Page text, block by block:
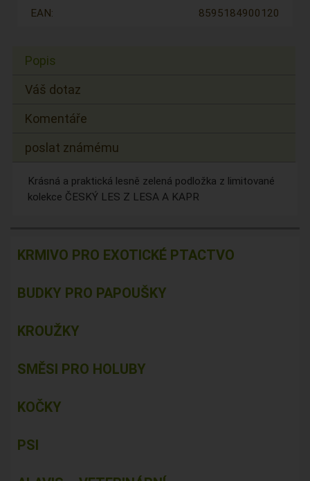
EAN:
8595184900120
Popis
Váš dotaz
Komentáře
poslat známému
Krásná a praktická lesně zelená podložka z limitované
kolekce ČESKÝ LES Z LESA A KAPR
KRMIVO PRO EXOTICKÉ PTACTVO
BUDKY PRO PAPOUŠKY
KROUŽKY
SMĚSI PRO HOLUBY
KOČKY
PSI